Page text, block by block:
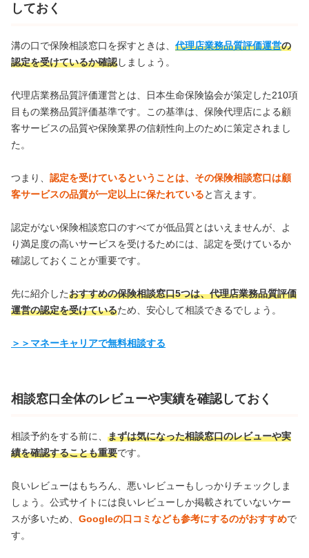
しておく
溝の口で保険相談窓口を探すときは、 代理店業務品質評価運営の
認定を受けているか確認しましょう。
代理店業務品質評価運営とは、日本生命保険協会が策定した210項
目もの業務品質評価基準です。この基準は、保険代理店による顧
客サービスの品質や保険業界の信頼性向上のために策定されまし
た。
つまり、 認定を受けているということは、その保険相談窓口は顧
客サービスの品質が一定以上に保たれていると言えます。
認定がない保険相談窓口のすべてが低品質とはいえませんが、よ
り満足度の高いサービスを受けるためには、認定を受けているか
確認しておくことが重要です。
先に紹介したおすすめの保険相談窓口5つは、代理店業務品質評価
運営の認定を受けているため、安心して相談できるでしょう。
＞＞マネーキャリアで無料相談する
相談窓口全体のレビューや実績を確認しておく
相談予約をする前に、 まずは気になった相談窓口のレビューや実
績を確認することも重要です。
良いレビューはもちろん、悪いレビューもしっかりチェックしま
しょう。公式サイトには良いレビューしか掲載されていないケー
スが多いため、 Googleの口コミなども参考にするのがおすすめで
す。